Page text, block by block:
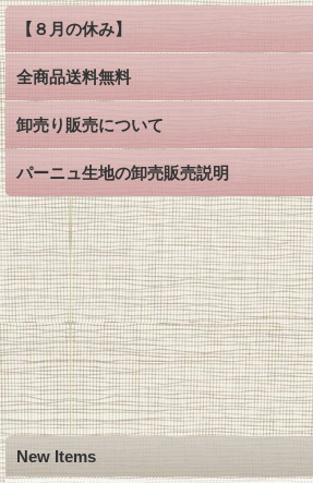
【８月の休み】
全商品送料無料
卸売り販売について
パーニュ生地の卸売販売説明
New Items